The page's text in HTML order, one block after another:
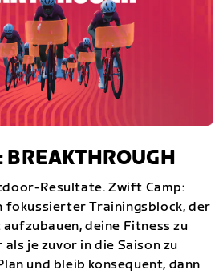
BREAKTHROUGH
Resultate. Zwift Camp:
fokussierter Trainingsblock, der
deine Fitness zu
je zuvor in die Saison zu
und bleib konsequent, dann